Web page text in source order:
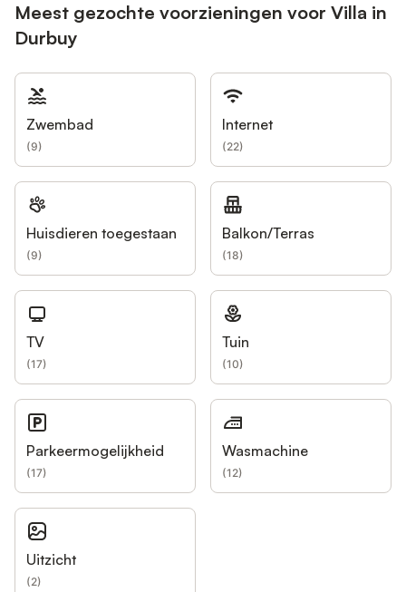
Meest gezochte voorzieningen voor Villa in
Durbuy
Zwembad
(9)
Internet
(22)
Huisdieren toegestaan
(9)
Balkon/Terras
(18)
TV
(17)
Tuin
(10)
Parkeermogelijkheid
(17)
Wasmachine
(12)
Uitzicht
(2)